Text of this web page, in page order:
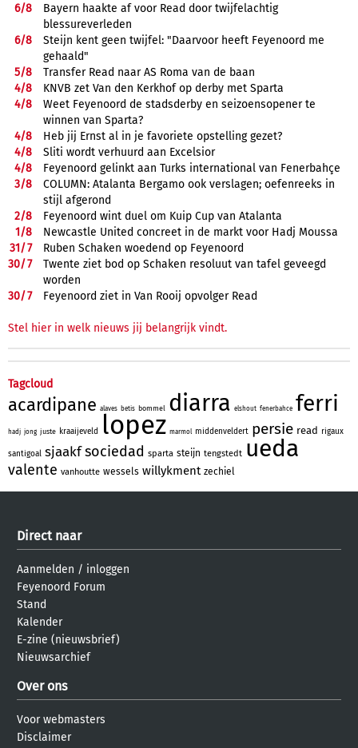
6/8
Bayern haakte af voor Read door twijfelachtig
blessureverleden
6/8
Steijn kent geen twijfel: "Daarvoor heeft Feyenoord me
gehaald"
5/8
Transfer Read naar AS Roma van de baan
4/8
KNVB zet Van den Kerkhof op derby met Sparta
4/8
Weet Feyenoord de stadsderby en seizoensopener te
winnen van Sparta?
4/8
Heb jij Ernst al in je favoriete opstelling gezet?
4/8
Sliti wordt verhuurd aan Excelsior
4/8
Feyenoord gelinkt aan Turks international van Fenerbahçe
3/8
COLUMN: Atalanta Bergamo ook verslagen; oefenreeks in
stijl afgerond
2/8
Feyenoord wint duel om Kuip Cup van Atalanta
1/8
Newcastle United concreet in de markt voor Hadj Moussa
31/7
Ruben Schaken woedend op Feyenoord
30/7
Twente ziet bod op Schaken resoluut van tafel geveegd
worden
30/7 Feyenoord ziet in Van Rooij opvolger Read
Stel hier in welk nieuws jij belangrijk vindt.
Tagcloud
acardipane alaves betis bommel diarra elshout fenerbahce ferri
hadj jong juste kraaijeveld lopez marmol middenveldert persie read rigaux
santigoal sjaakfsociedad sparta steijn tengstedt ueda
valente vanhoutte wessels willykment zechiel
Direct naar
Aanmelden / inloggen
Feyenoord Forum
Stand
Kalender
E-zine (nieuwsbrief)
Nieuwsarchief
Over ons
Voor webmasters
Disclaimer